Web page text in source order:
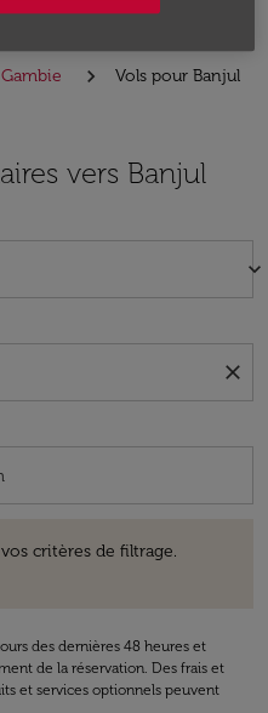
Vols pour Banjul
vers Banjul
keyboard_arrow_down
close
critères de filtrage.
des dernières 48 heures et
de la réservation. Des frais et
et services optionnels peuvent